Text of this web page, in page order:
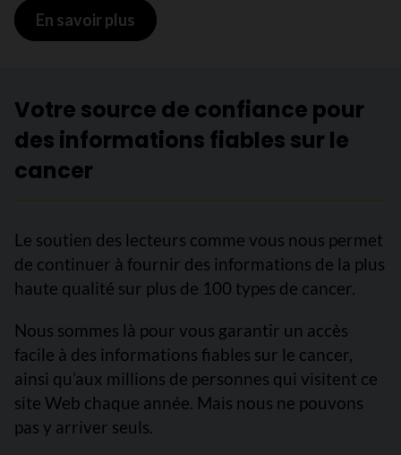
En savoir plus sur Statistiques de survie pour le
Votre source de confiance pour
des informations fiables sur le
cancer
Le soutien des lecteurs comme vous nous permet
de continuer à fournir des informations de la plus
haute qualité sur plus de 100 types de cancer.
Nous sommes là pour vous garantir un accès
facile à des informations fiables sur le cancer,
ainsi qu’aux millions de personnes qui visitent ce
site Web chaque année. Mais nous ne pouvons
pas y arriver seuls.